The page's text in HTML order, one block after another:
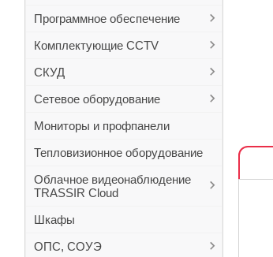
Программное обеспечение
Комплектующие CCTV
СКУД
Сетевое оборудование
Мониторы и профпанели
Тепловизионное оборудование
Облачное видеонаблюдение
TRASSIR Cloud
Шкафы
ОПС, СОУЭ